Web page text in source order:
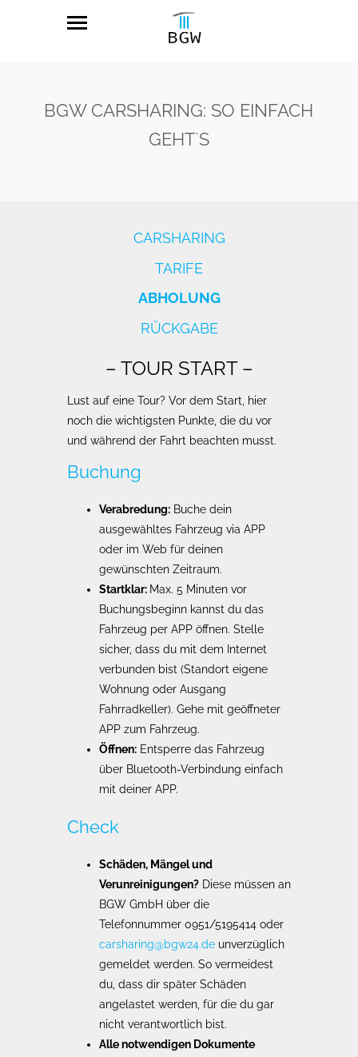
BGW CARSHARING: SO EINFACH
GEHT`S
CARSHARING
TARIFE
ABHOLUNG
RÜCKGABE
– TOUR START –
Lust auf eine Tour? Vor dem Start, hier
noch die wichtigsten Punkte, die du vor
und während der Fahrt beachten musst.
Buchung
Verabredung: Buche dein
ausgewähltes Fahrzeug via APP
oder im Web für deinen
gewünschten Zeitraum.
Startklar: Max. 5 Minuten vor
Buchungsbeginn kannst du das
Fahrzeug per APP öffnen. Stelle
sicher, dass du mit dem Internet
verbunden bist (Standort eigene
Wohnung oder Ausgang
Fahrradkeller). Gehe mit geöffneter
APP zum Fahrzeug.
Öffnen: Entsperre das Fahrzeug
über Bluetooth-Verbindung einfach
mit deiner APP.
Check
Schäden, Mängel und
Verunreinigungen? Diese müssen an
BGW GmbH über die
Telefonnummer 0951/5195414 oder
carsharing@bgw24.de unverzüglich
gemeldet werden. So vermeidest
du, dass dir später Schäden
angelastet werden, für die du gar
nicht verantwortlich bist.
Alle notwendigen Dokumente